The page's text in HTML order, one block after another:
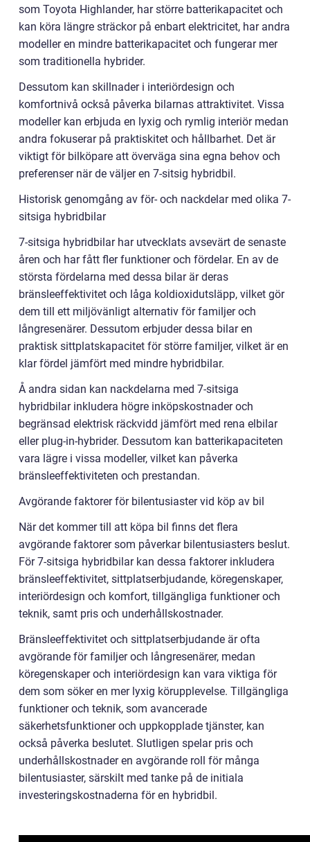
som Toyota Highlander, har större batterikapacitet och
kan köra längre sträckor på enbart elektricitet, har andra
modeller en mindre batterikapacitet och fungerar mer
som traditionella hybrider.
Dessutom kan skillnader i interiördesign och
komfortnivå också påverka bilarnas attraktivitet. Vissa
modeller kan erbjuda en lyxig och rymlig interiör medan
andra fokuserar på praktiskitet och hållbarhet. Det är
viktigt för bilköpare att överväga sina egna behov och
preferenser när de väljer en 7-sitsig hybridbil.
Historisk genomgång av för- och nackdelar med olika 7-
sitsiga hybridbilar
7-sitsiga hybridbilar har utvecklats avsevärt de senaste
åren och har fått fler funktioner och fördelar. En av de
största fördelarna med dessa bilar är deras
bränsleeffektivitet och låga koldioxidutsläpp, vilket gör
dem till ett miljövänligt alternativ för familjer och
långresenärer. Dessutom erbjuder dessa bilar en
praktisk sittplatskapacitet för större familjer, vilket är en
klar fördel jämfört med mindre hybridbilar.
Å andra sidan kan nackdelarna med 7-sitsiga
hybridbilar inkludera högre inköpskostnader och
begränsad elektrisk räckvidd jämfört med rena elbilar
eller plug-in-hybrider. Dessutom kan batterikapaciteten
vara lägre i vissa modeller, vilket kan påverka
bränsleeffektiviteten och prestandan.
Avgörande faktorer för bilentusiaster vid köp av bil
När det kommer till att köpa bil finns det flera
avgörande faktorer som påverkar bilentusiasters beslut.
För 7-sitsiga hybridbilar kan dessa faktorer inkludera
bränsleeffektivitet, sittplatserbjudande, köregenskaper,
interiördesign och komfort, tillgängliga funktioner och
teknik, samt pris och underhållskostnader.
Bränsleeffektivitet och sittplatserbjudande är ofta
avgörande för familjer och långresenärer, medan
köregenskaper och interiördesign kan vara viktiga för
dem som söker en mer lyxig körupplevelse. Tillgängliga
funktioner och teknik, som avancerade
säkerhetsfunktioner och uppkopplade tjänster, kan
också påverka beslutet. Slutligen spelar pris och
underhållskostnader en avgörande roll för många
bilentusiaster, särskilt med tanke på de initiala
investeringskostnaderna för en hybridbil.